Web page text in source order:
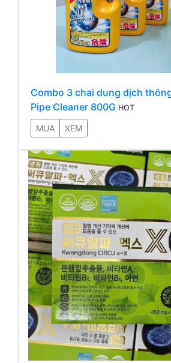
Combo 3 chai dung dịch
Pipe Cleaner 800G HOT
MUA XEM